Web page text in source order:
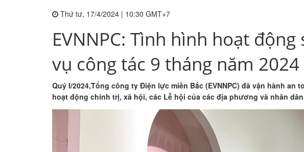
Thứ tư, 17/4/2024 | 10:30 GMT+7
EVNNPC: Tình hình hoạt
vụ công tác 9 tháng năm 2024
Quý I/2024,Tổng công ty Điện lực miền Bắc (EVNNPC) đã vận hành
hoạt động chính trị, xã hội, các Lễ hội của các địa phương và nhân